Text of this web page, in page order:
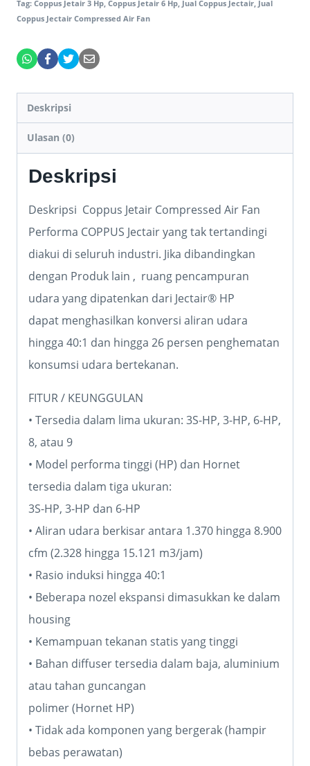
Tag: Coppus Jetair 3 Hp Coppus Jetair 6 Hp Jual Coppus Jectair Jual
Coppus Jectair Compressed Air Fan
Deskripsi
Ulasan (0)
Deskripsi
Deskripsi Coppus Jetair Compressed Air Fan
Performa COPPUS Jectair yang tak tertandingi
diakui di seluruh industri. Jika dibandingkan
dengan Produk lain , ruang pencampuran
udara yang dipatenkan dari Jectair® HP
dapat menghasilkan konversi aliran udara
hingga 40:1 dan hingga 26 persen penghematan
konsumsi udara bertekanan.
FITUR / KEUNGGULAN
• Tersedia dalam lima ukuran: 3S-HP, 3-HP, 6-HP,
8, atau 9
• Model performa tinggi (HP) dan Hornet
tersedia dalam tiga ukuran:
3S-HP, 3-HP dan 6-HP
• Aliran udara berkisar antara 1.370 hingga 8.900
cfm (2.328 hingga 15.121 m3/jam)
• Rasio induksi hingga 40:1
• Beberapa nozel ekspansi dimasukkan ke dalam
housing
• Kemampuan tekanan statis yang tinggi
• Bahan diffuser tersedia dalam baja, aluminium
atau tahan guncangan
polimer (Hornet HP)
• Tidak ada komponen yang bergerak (hampir
bebas perawatan)